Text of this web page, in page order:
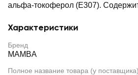
альфа-токоферол (Е307).
Характеристики
Бренд
MAMBA
Полное название товара (у поставщика)